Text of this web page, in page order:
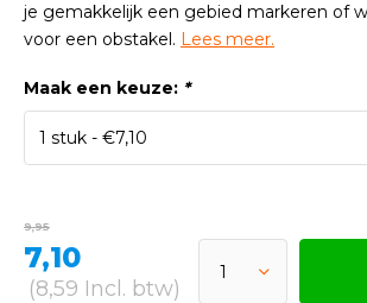
je gemakkelijk een gebied markeren of
voor een obstakel. Lees meer.
Maak een keuze: *
9,95
7,10
(8,59 Incl. btw)